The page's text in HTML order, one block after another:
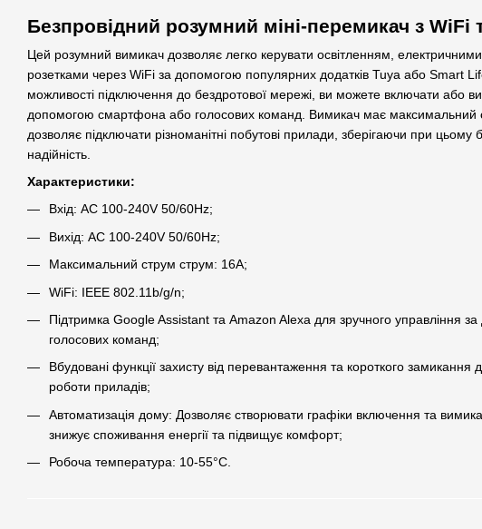
Безпровідний розумний міні-перемикач з WiFi
Цей розумний вимикач дозволяє легко керувати освітленням,
розетками через WiFi за допомогою популярних додатків Tuya або Smart
можливості підключення до бездротової мережі, ви можете включати або
допомогою смартфона або голосових команд. Вимикач має максимальний
дозволяє підключати різноманітні побутові прилади, зберігаючи при цьому
надійність.
Характеристики:
Вхід: AC 100-240V 50/60Hz;
Вихід: AC 100-240V 50/60Hz;
Максимальний струм струм: 16A;
WiFi: IEEE 802.11b/g/n;
Підтримка Google Assistant та Amazon Alexa для зручного управління
голосових команд;
Вбудовані функції захисту від перевантаження та короткого замикання
роботи приладів;
Автоматизація дому: Дозволяє створювати графіки включення та
знижує споживання енергії та підвищує комфорт;
Робоча температура: 10-55°C.